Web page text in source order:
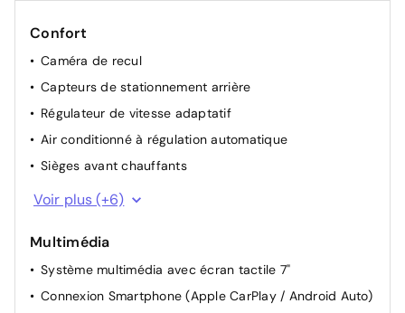
Confort
Caméra de recul
Capteurs de stationnement arrière
Régulateur de vitesse adaptatif
Air conditionné à régulation automatique
Sièges avant chauffants
Dispositif d'ouverture des portes et de démarrage
sans clé
Buses d'aération aux places arrière
Lève-vitres électriques avant et arrière
Rétroviseurs extérieurs dégivrants et réglables
Voir plus (+6)
Multimédia
Système multimédia avec écran tactile 7"
Connexion Smartphone (Apple CarPlay / Android Auto)